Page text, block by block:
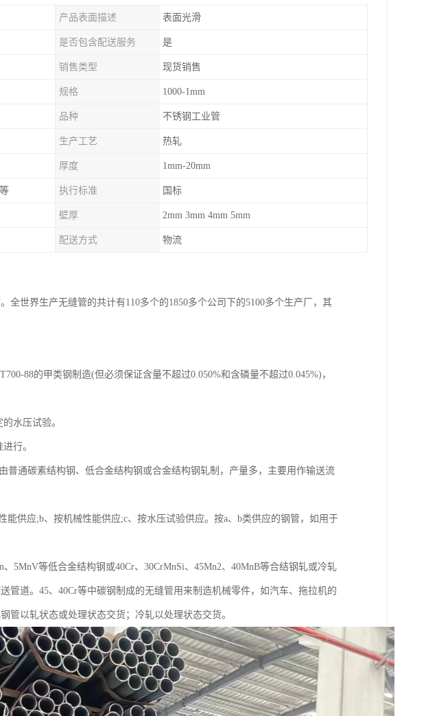
产品表面描述 表面光滑
是否包含配送服务 是
销售类型 现货销售
规格 1000-1mm
品种 不锈钢工业管
生产工艺 热轧
厚度 1mm-20mm
执行标准 国标
壁厚 2mm 3mm 4mm 5mm
配送方式 物流
全世界生产无缝管的共计有110多个的1850多个公司下的5100多个生产厂，其
88的甲类钢制造(但必须保证含量不超过0.050%和含磷量不超过0.045%)，
水压试验。
行。
通碳素结构钢、低合金结构钢或合金结构钢轧制，产量多，主要用作输送流
能供应;b、按机械性能供应;c、按水压试验供应。按a、b类供应的钢管，如用于
5MnV等低合金结构钢或40Cr、30CrMnSi、45Mn2、40MnB等合结钢轧或冷轧
管道。45、40Cr等中碳钢制成的无缝管用来制造机械零件，如汽车、拖拉机的
管以轧状态或处理状态交货；冷轧以处理状态交货。